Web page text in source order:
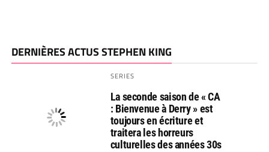
DERNIÈRES ACTUS STEPHEN KING
SERIES
La seconde saison de « CA
: Bienvenue à Derry » est
toujours en écriture et
traitera les horreurs
culturelles des années 30s